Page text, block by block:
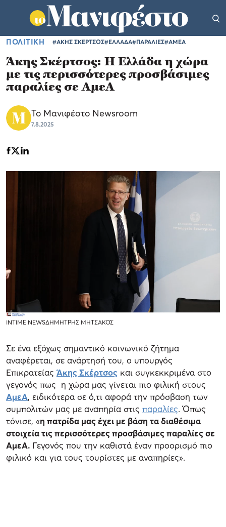
ΠΟΛΙΤΙΚΗ #ΑΚΗΣ ΣΚΕΡΤΣΟΣ#ΕΛΛΑΔΑ#ΠΑΡΑΛΙΕΣ#ΑΜΕΑ
Άκης Σκέρτσος: H Ελλάδα η χώρα
με τις περισσότερες προσβάσιμες
παραλίες σε ΑμεΑ
Το Μανιφέστο Newsroom
7.8.2025
INTIME NEWSΔΗΜΗΤΡΗΣ ΜΗΤΣΑΚΟΣ
Σε ένα εξόχως σημαντικό κοινωνικό ζήτημα
αναφέρεται, σε ανάρτησή του, ο υπουργός
ΕπικρατείαςΆκης Σκέρτσος και συγκεκκριμένα στο
γεγονός πως η χώρα μας γίνεται πιο φιλική στους
ΑμεΑ, ειδικότερα σε ό,τι αφορά την πρόσβαση των
συμπολιτών μας με αναπηρία στις παραλίες. Όπως
τόνισε, «η πατρίδα μας έχει με βάση τα διαθέσιμα
στοιχεία τις περισσότερες προσβάσιμες παραλίες σε
ΑμεΑ. Γεγονός που την καθιστά έναν προορισμό πιο
φιλικό και για τους τουρίστες με αναπηρίες».